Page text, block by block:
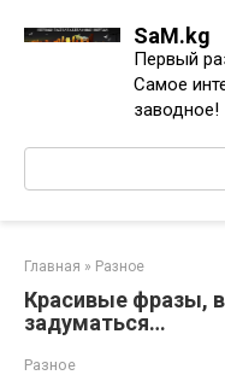
SaM.kg
Первый
Самое
заводное!
Поиск:
Главная » Разное
Красивые фразы,
задуматься…
Разное